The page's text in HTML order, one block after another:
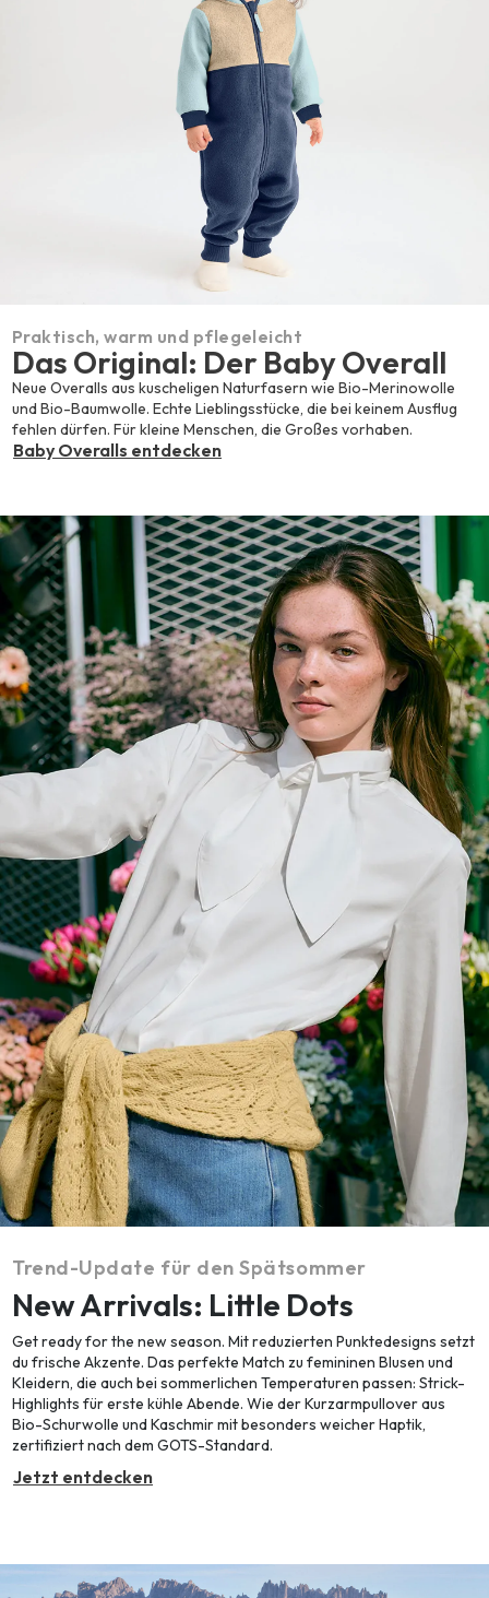
Praktisch, warm und pflegeleicht
Das Original: Der Baby Overall
Neue Overalls aus kuscheligen Naturfasern wie Bio-Merinowolle
und Bio-Baumwolle. Echte Lieblingsstücke, die bei keinem Ausflug
fehlen dürfen. Für kleine Menschen, die Großes vorhaben.
Baby Overalls entdecken
Trend-Update für den Spätsommer
New Arrivals: Little Dots
Get ready for the new season. Mit reduzierten Punktedesigns setzt
du frische Akzente. Das perfekte Match zu femininen Blusen und
Kleidern, die auch bei sommerlichen Temperaturen passen: Strick-
Highlights für erste kühle Abende. Wie der Kurzarmpullover aus
Bio-Schurwolle und Kaschmir mit besonders weicher Haptik,
zertifiziert nach dem GOTS-Standard.
Jetzt entdecken